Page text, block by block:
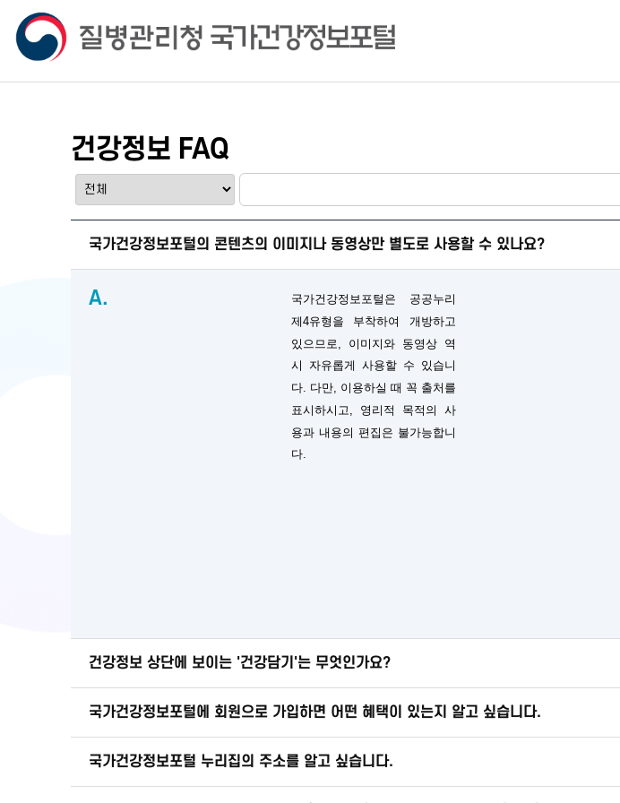
건강정보 FAQ
국가건강정보포털의 콘텐츠의 이미지나 동영상만 별도로 사용할 수 있나요?
A.
국가건강정보포털은 공공누리
제4유형을 부착하여 개방하고
있으므로, 이미지와 동영상 역
시 자유롭게 사용할 수 있습니
다. 다만, 이용하실 때 꼭 출처를
표시하시고, 영리적 목적의 사
용과 내용의 편집은 불가능합니
다.
건강정보 상단에 보이는 '건강담기'는 무엇인가요?
국가건강정보포털에 회원으로 가입하면 어떤 혜택이 있는지 알고 싶습니다.
국가건강정보포털 누리집의 주소를 알고 싶습니다.